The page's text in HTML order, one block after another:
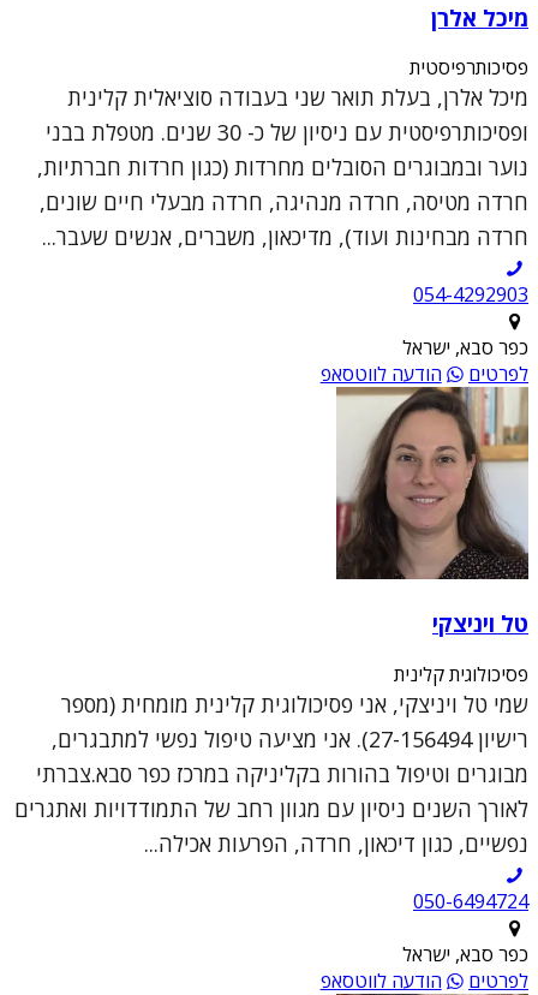
מיכל אלרן
פסיכותרפיסטית
מיכל אלרן, בעלת תואר שני בעבודה סוציאלית קלינית
ופסיכותרפיסטית עם ניסיון של כ- 30 שנים. מטפלת בבני
נוער ובמבוגרים הסובלים מחרדות (כגון חרדות חברתיות,
חרדה מטיסה, חרדה מנהיגה, חרדה מבעלי חיים שונים,
חרדה מבחינות ועוד), מדיכאון, משברים, אנשים שעבר...
054-4292903
כפר סבא, ישראל
לפרטים
הודעה לווטסאפ
טל ויניצקי
פסיכולוגית קלינית
שמי טל ויניצקי, אני פסיכולוגית קלינית מומחית (מספר
רישיון 27-156494). אני מציעה טיפול נפשי למתבגרים,
מבוגרים וטיפול בהורות בקליניקה במרכז כפר סבא.צברתי
לאורך השנים ניסיון עם מגוון רחב של התמודדויות ואתגרים
נפשיים, כגון דיכאון, חרדה, הפרעות אכילה...
050-6494724
כפר סבא, ישראל
לפרטים
הודעה לווטסאפ